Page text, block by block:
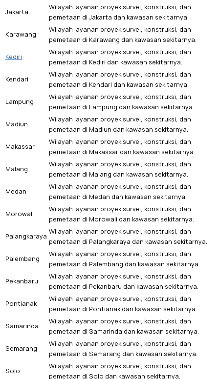
Jakarta
Wilayah layanan proyek survei, konstruksi, dan
pemetaan di Jakarta dan kawasan sekitarnya.
Karawang
Wilayah layanan proyek survei, konstruksi, dan
pemetaan di Karawang dan kawasan sekitarnya.
Kediri
Wilayah layanan proyek survei, konstruksi, dan
pemetaan di Kediri dan kawasan sekitarnya.
Kendari
Wilayah layanan proyek survei, konstruksi, dan
pemetaan di Kendari dan kawasan sekitarnya.
Lampung
Wilayah layanan proyek survei, konstruksi, dan
pemetaan di Lampung dan kawasan sekitarnya.
Madiun
Wilayah layanan proyek survei, konstruksi, dan
pemetaan di Madiun dan kawasan sekitarnya.
Makassar
Wilayah layanan proyek survei, konstruksi, dan
pemetaan di Makassar dan kawasan sekitarnya.
Malang
Wilayah layanan proyek survei, konstruksi, dan
pemetaan di Malang dan kawasan sekitarnya.
Medan
Wilayah layanan proyek survei, konstruksi, dan
pemetaan di Medan dan kawasan sekitarnya.
Morowali
Wilayah layanan proyek survei, konstruksi, dan
pemetaan di Morowali dan kawasan sekitarnya.
Palangkaraya
Wilayah layanan proyek survei, konstruksi, dan
pemetaan di Palangkaraya dan kawasan sekitarnya.
Palembang
Wilayah layanan proyek survei, konstruksi, dan
pemetaan di Palembang dan kawasan sekitarnya.
Pekanbaru
Wilayah layanan proyek survei, konstruksi, dan
pemetaan di Pekanbaru dan kawasan sekitarnya.
Pontianak
Wilayah layanan proyek survei, konstruksi, dan
pemetaan di Pontianak dan kawasan sekitarnya.
Samarinda
Wilayah layanan proyek survei, konstruksi, dan
pemetaan di Samarinda dan kawasan sekitarnya.
Semarang
Wilayah layanan proyek survei, konstruksi, dan
pemetaan di Semarang dan kawasan sekitarnya.
Solo
Wilayah layanan proyek survei, konstruksi, dan
pemetaan di Solo dan kawasan sekitarnya.